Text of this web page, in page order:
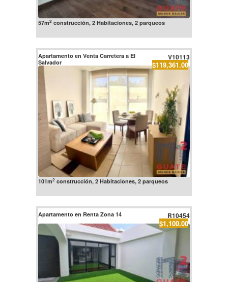
57m2construcción, 2 Habitaciones, 2 parqueos
Apartamento en Venta Carretera a El
Salvador
V10113
$119,361.00
101m2construcción, 2 Habitaciones, 2 parqueos
Apartamento en Renta Zona 14 R10454
$1,100.00